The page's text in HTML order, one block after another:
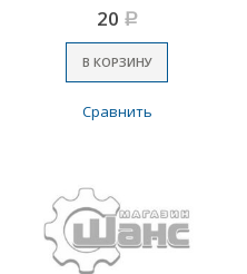
20 Р
В КОРЗИНУ
Сравнить